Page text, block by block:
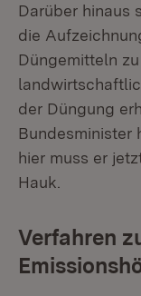
Darüber hinaus
die
Düngemitteln
der Düngung
Bundesminister
hier muss er
Hauk.
Verfahren